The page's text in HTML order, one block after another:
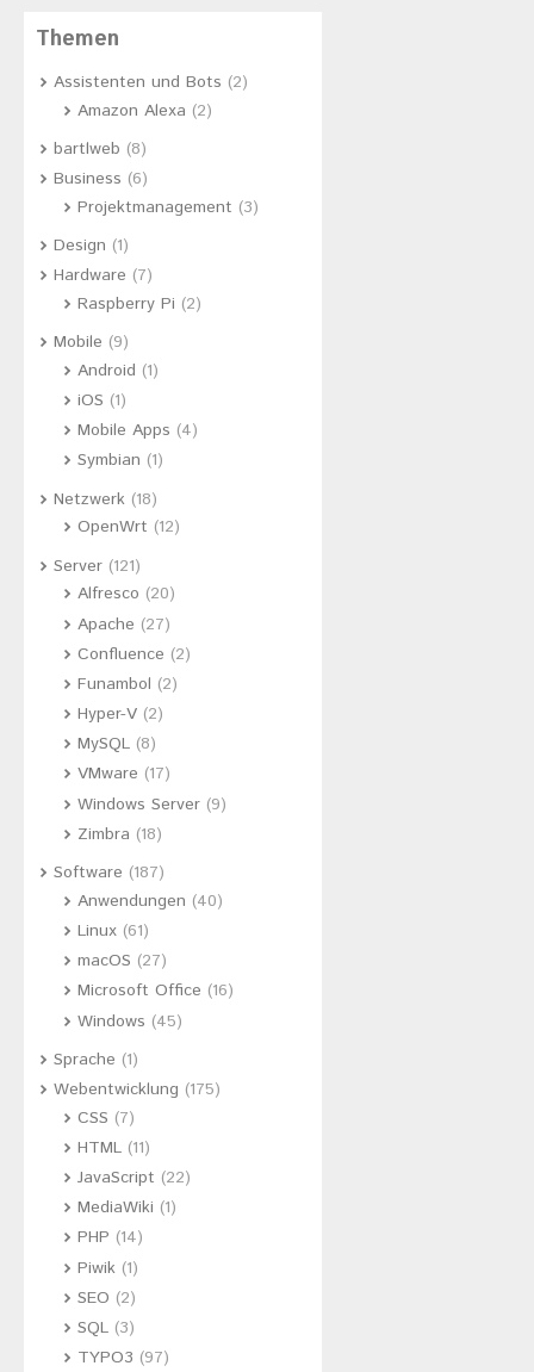
Themen
Assistenten und Bots (2)
Amazon Alexa (2)
bartlweb (8)
Business (6)
Projektmanagement (3)
Design (1)
Hardware (7)
Raspberry Pi (2)
Mobile (9)
Android (1)
iOS (1)
Mobile Apps (4)
Symbian (1)
Netzwerk (18)
OpenWrt (12)
Server (121)
Alfresco (20)
Apache (27)
Confluence (2)
Funambol (2)
Hyper-V(2)
MySQL(8)
VMware (17)
Windows Server(9)
Zimbra (18)
Software (187)
Anwendungen (40)
Linux(61)
macOS (27)
Microsoft Office (16)
Windows (45)
Sprache (1)
Webentwicklung (175)
CSS (7)
HTML(11)
JavaScript (22)
MediaWiki (1)
PHP (14)
Piwik(1)
SEO (2)
SQL(3)
TYPO3 (97)